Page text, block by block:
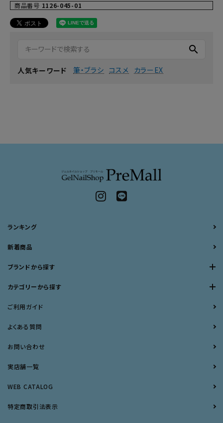
商品番号 1126-045-01
search
人気キーワード 筆・ブラシ コスメ カラーEX
ランキング
新着商品
ブランドから探す
カテゴリーから探す
ご利用ガイド
よくある質問
お問い合わせ
実店舗一覧
WEB CATALOG
特定商取引法表示